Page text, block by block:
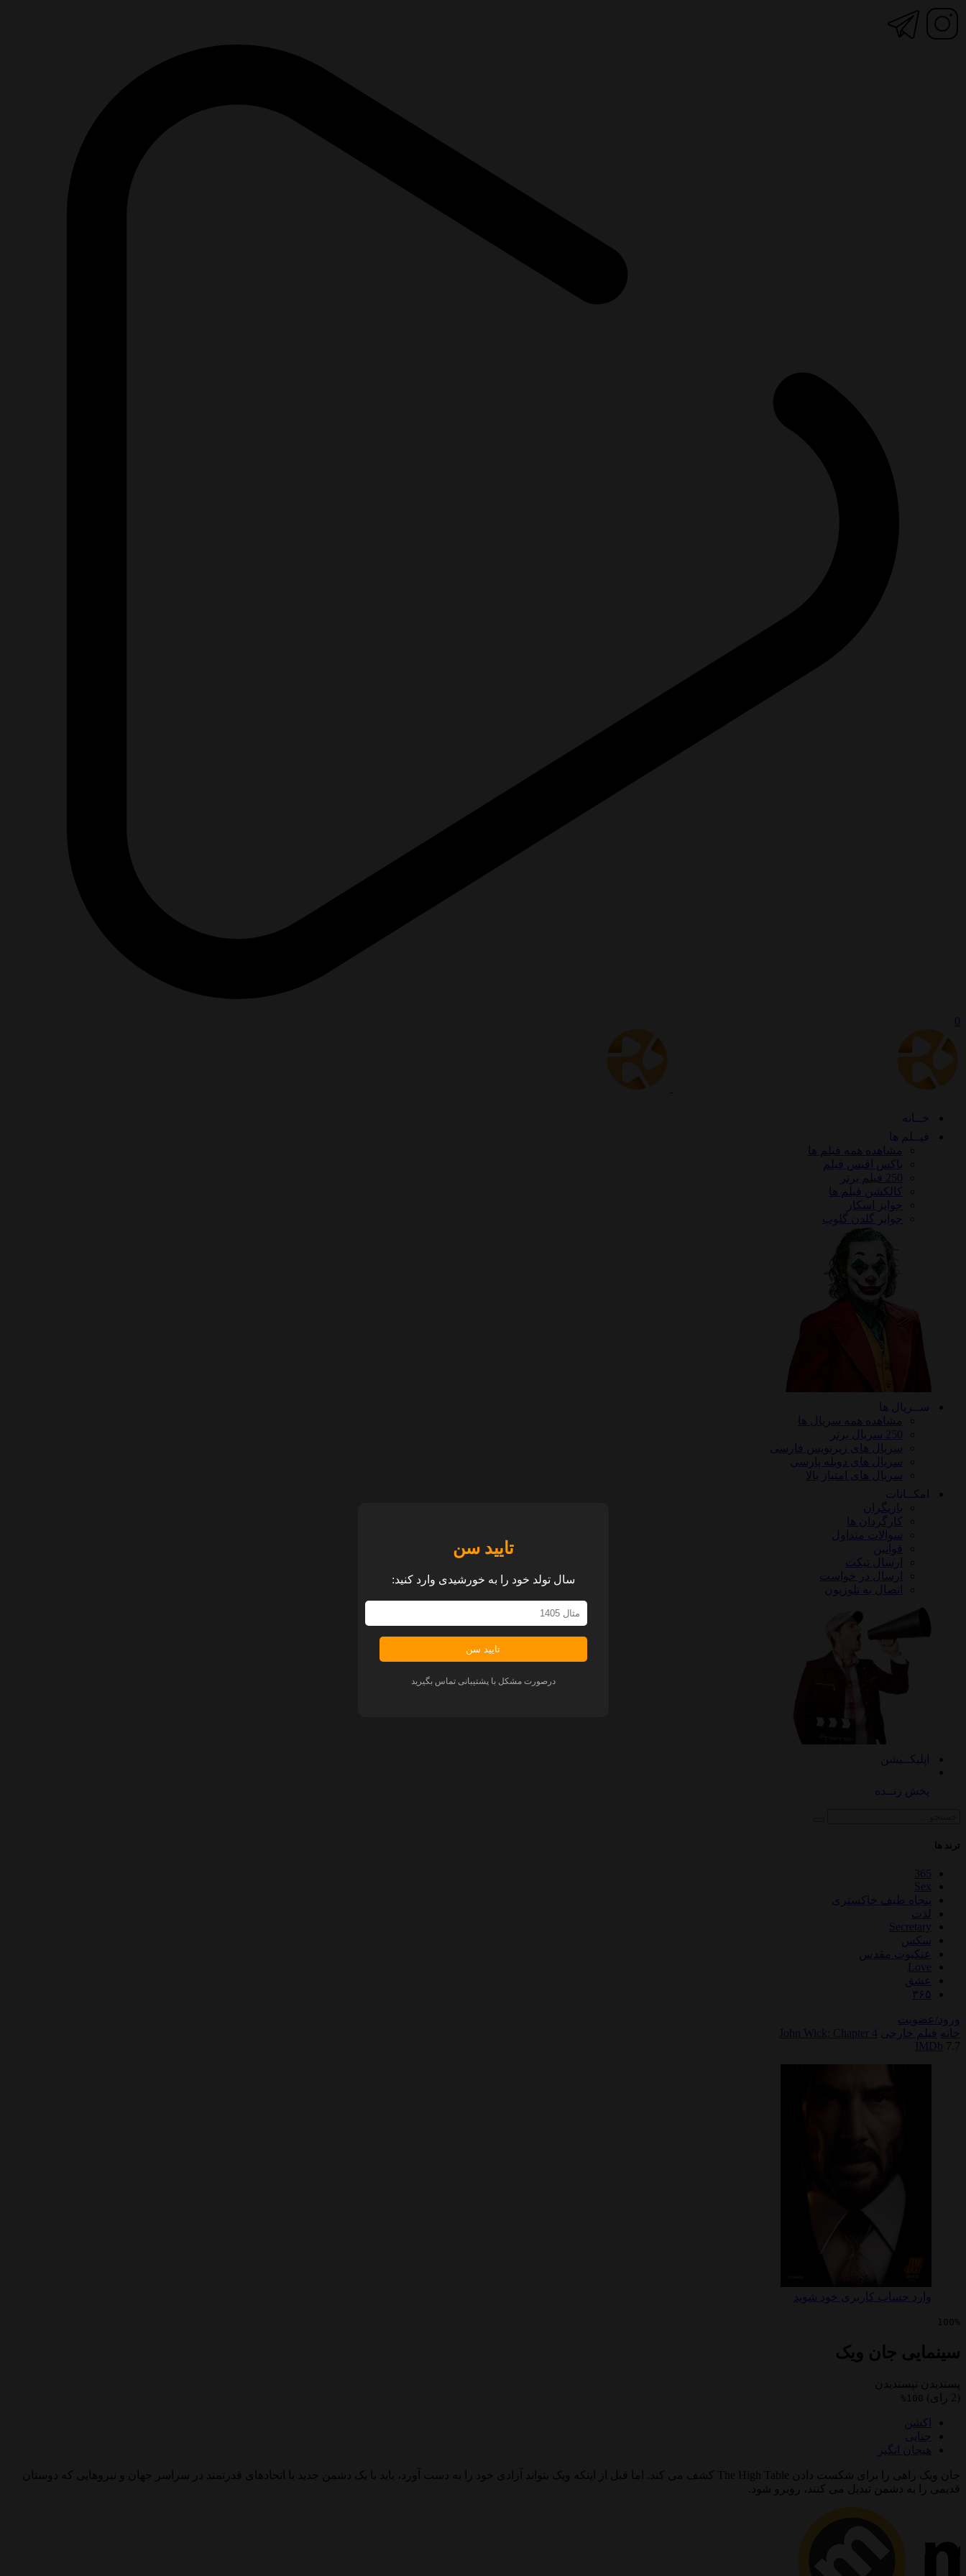
0
خــانه
فیــلم ها
مشاهده همه فیلم ها
باکس افیس فیلم
250 فیلم برتر
کالکشن فیلم ها
جوایز اسکار
جوایز گلدن گلوپ
ســریال ها
مشاهده همه سریال ها
250 سریال برتر
سریال های زیرنویس فارسی
سریال های دوبله پارسی
سریال های امتیاز بالا
امکــانات
بازیگران
کارگردان ها
سوالات متداول
قوانین
ارسال تیکت
ارسال در خواست
اتصال به تلوزیون
اپلیکــیشن
پخش زنــده
ترند ها
365
Sex
پنجاه طیف خاکستری
لذت
Secretary
سکس
عنکبوت مقدس
Love
عشق
۳۶۵
ورود/عضویت
تایید سن
سال تولد خود را به خورشیدی وارد کنید:
تایید سن
درصورت مشکل با پشتیبانی تماس بگیرید
خانه فیلم خارجی
John Wick: Chapter 4
IMDb 7.7
وارد حساب کاربری خود شوید
100%
سینمایی جان ویک
پسندیدن
نپسندیدن
(2 رای)
100%
اکشن
جنایی
هیجان انگیز
جان ویک راهی را برای شکست دادن The High Table کشف می کند. اما قبل از اینکه ویک بتواند آزادی خود را به دست آورد، باید با یک دشمن جدید با اتحادهای قدرتمند در سراسر جهان و نیروهایی که دوستان
قدیمی را به دشمن تبدیل می کنند، روبرو شود.